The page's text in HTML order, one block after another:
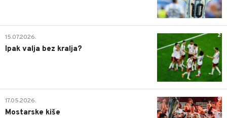
2
15.07.2026.
Ipak valja bez kralja?
0
17.05.2026.
Mostarske kiše